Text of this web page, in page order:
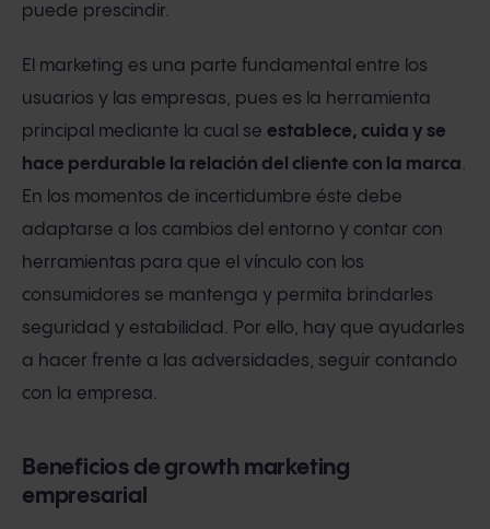
puede prescindir.
El marketing es una parte fundamental entre los
usuarios y las empresas, pues es la herramienta
principal mediante la cual se establece, cuida y se
hace perdurable la relación del cliente con la marca.
En los momentos de incertidumbre éste debe
adaptarse a los cambios del entorno y contar con
herramientas para que el vínculo con los
consumidores se mantenga y permita brindarles
seguridad y estabilidad. Por ello, hay que ayudarles
a hacer frente a las adversidades, seguir contando
con la empresa.
Beneficios de growth marketing
empresarial